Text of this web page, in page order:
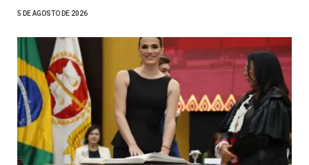
5 DE AGOSTO DE 2026